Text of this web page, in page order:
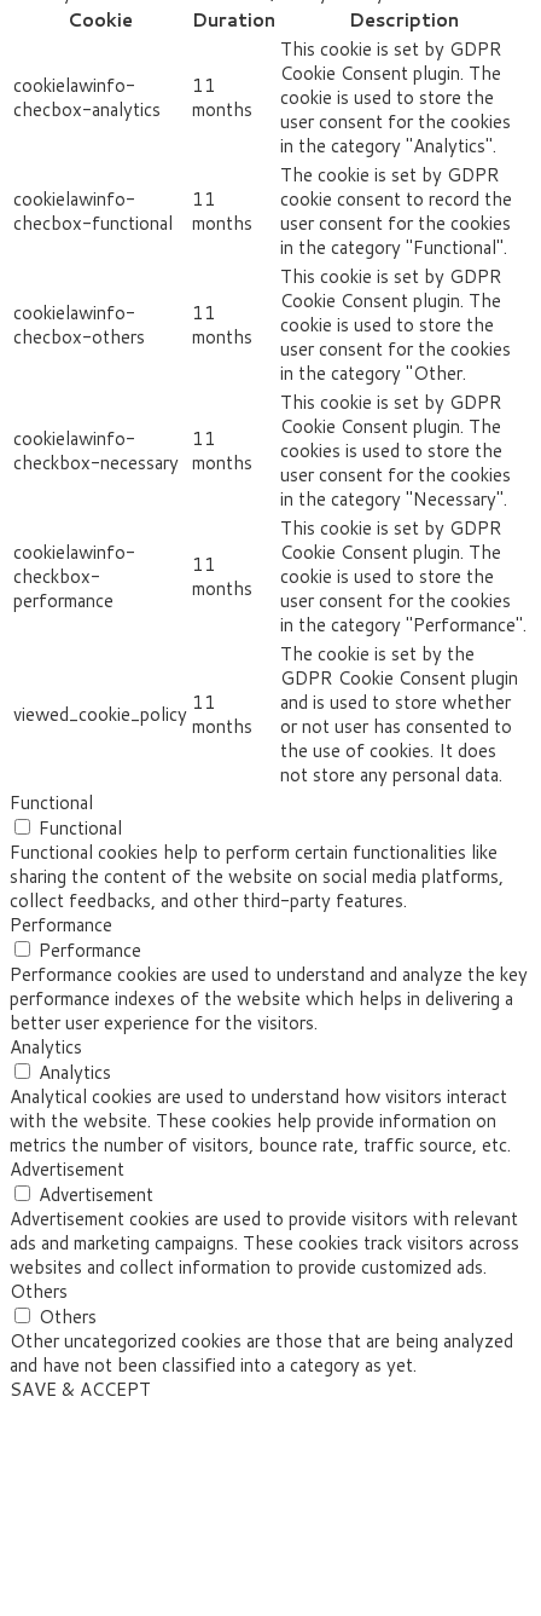
Cookie
Duration Description
cookielawinfo-
checbox-analytics
11
months
This cookie is set by GDPR
Cookie Consent plugin. The
cookie is used to store the
user consent for the cookies
in the category "Analytics".
cookielawinfo-
checbox-functional
11
months
The cookie is set by GDPR
cookie consent to record the
user consent for the cookies
in the category "Functional".
cookielawinfo-
checbox-others
11
months
This cookie is set by GDPR
Cookie Consent plugin. The
cookie is used to store the
user consent for the cookies
in the category "Other.
cookielawinfo-
checkbox-necessary
11
months
This cookie is set by GDPR
Cookie Consent plugin. The
cookies is used to store the
user consent for the cookies
in the category "Necessary".
cookielawinfo-
checkbox-
performance
11
months
This cookie is set by GDPR
Cookie Consent plugin. The
cookie is used to store the
user consent for the cookies
in the category "Performance".
viewed_cookie_policy 11
months
The cookie is set by the
GDPR Cookie Consent plugin
and is used to store whether
or not user has consented to
the use of cookies. It does
not store any personal data.
Functional
Functional
Functional cookies help to perform certain functionalities like
sharing the content of the website on social media platforms,
collect feedbacks, and other third-party features.
Performance
Performance
Performance cookies are used to understand and analyze the key
performance indexes of the website which helps in delivering a
better user experience for the visitors.
Analytics
Analytics
Analytical cookies are used to understand how visitors interact
with the website. These cookies help provide information on
metrics the number of visitors, bounce rate, traffic source, etc.
Advertisement
Advertisement
Advertisement cookies are used to provide visitors with relevant
ads and marketing campaigns. These cookies track visitors across
websites and collect information to provide customized ads.
Others
Others
Other uncategorized cookies are those that are being analyzed
and have not been classified into a category as yet.
SAVE & ACCEPT